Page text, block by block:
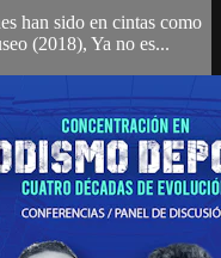
han sido en cintas como
(2018), Ya no es...